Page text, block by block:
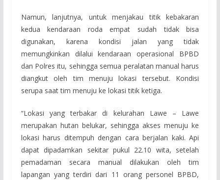
Namun, lanjutnya, untuk menjakau titik kebakaran
kedua kendaraan roda empat sudah tidak bisa
digunakan, karena kondisi jalan yang tidak
memungkinkan dilalui kendaraan operasional BPBD
dan Polres itu, sehingga semua peralatan manual harus
diangkut oleh tim menuju lokasi tersebut. Kondisi
serupa saat tim menuju ke lokasi titik ketiga.
“Lokasi yang terbakar di kelurahan Lawe – Lawe
merupakan hutan belukar, sehingga akses menuju ke
lokasi harus ditempuh dengan cara berjalan kaki. Api
dapat dipadamkan sekitar pukul 22.10 wita, setelah
pemadaman secara manual dilakukan oleh tim
lapangan yang terdiri dari 11 orang personel BPBD,